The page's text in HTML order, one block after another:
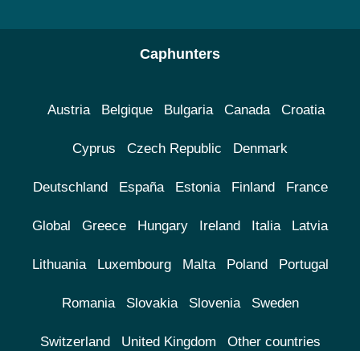
Caphunters
Austria Belgique Bulgaria Canada Croatia
Cyprus Czech Republic Denmark
Deutschland España Estonia Finland France
Global Greece Hungary Ireland Italia Latvia
Lithuania Luxembourg Malta Poland Portugal
Romania Slovakia Slovenia Sweden
Switzerland United Kingdom Other countries